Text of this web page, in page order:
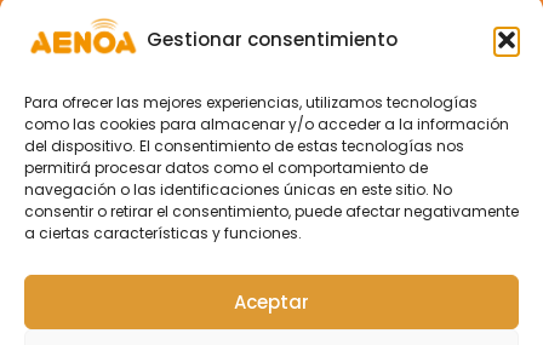
Gestionar consentimiento
Para ofrecer las mejores experiencias, utilizamos tecnologías
como las cookies para almacenar y/o acceder a la información
del dispositivo. El consentimiento de estas tecnologías nos
permitirá procesar datos como el comportamiento de
navegación o las identificaciones únicas en este sitio. No
consentir o retirar el consentimiento, puede afectar negativamente
a ciertas características y funciones.
Aceptar
Congreso